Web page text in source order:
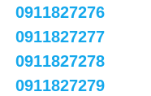
0911827276
0911827277
0911827278
0911827279